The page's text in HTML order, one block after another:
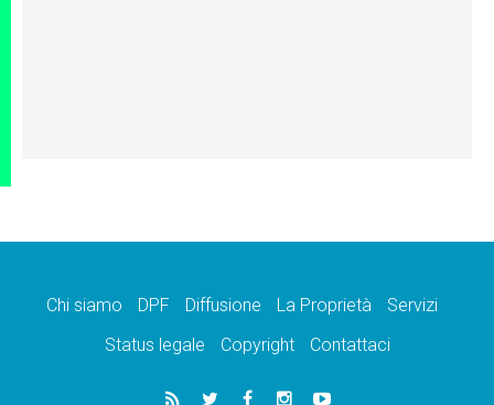
Chi siamo DPF Diffusione La Proprietà
Servizi
Status legale
Copyright Contattaci